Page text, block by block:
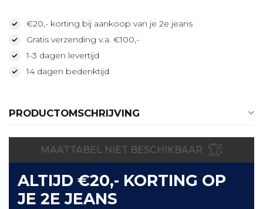
€20,- korting bij aankoop van je 2e jeans
Gratis verzending v.a. €100,-
1-3 dagen levertijd
14 dagen bedenktijd
PRODUCTOMSCHRIJVING
MAATTABEL NIET BESCHIKBAAR
ALTIJD €20,- KORTING OP
JE 2E JEANS